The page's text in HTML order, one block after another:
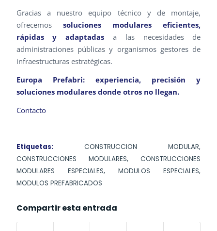
Gracias a nuestro equipo técnico y de montaje,
ofrecemos soluciones modulares eficientes,
rápidas y adaptadas a las necesidades de
administraciones públicas y organismos gestores de
infraestructuras estratégicas.
Europa Prefabri: experiencia, precisión y
soluciones modulares donde otros no llegan.
Contacto
Etiquetas: CONSTRUCCION MODULAR,
CONSTRUCCIONES MODULARES,CONSTRUCCIONES
MODULARES ESPECIALES,MODULOS ESPECIALES,
MODULOS PREFABRICADOS
Compartir esta entrada